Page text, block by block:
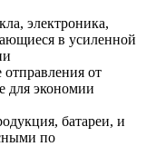
электроника,
в усиленной
от
для экономии
батареи, и
по